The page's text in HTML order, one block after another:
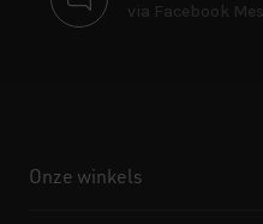
via Facebook
Onze winkels